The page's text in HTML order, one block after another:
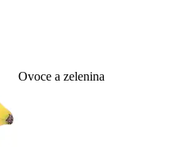
Ovoce a zelenina